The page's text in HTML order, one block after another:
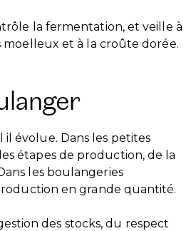
la fermentation, et veille à
moelleux et à la croûte dorée.
évolue. Dans les petites
étapes de production, de la
les boulangeries
en grande quantité.
des stocks, du respect